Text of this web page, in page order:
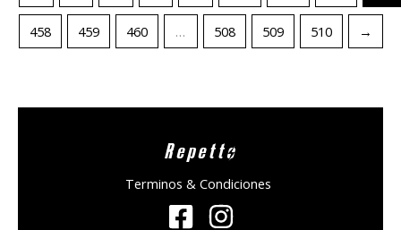
458 459 460 … 508 509 510 →
Repetto
Terminos & Condiciones